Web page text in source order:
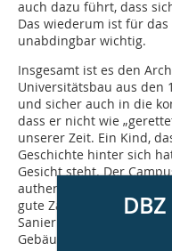
auch dazu führt, dass
Das wiederum ist für
unabdingbar wichtig.
Insgesamt ist es den
Universitätsbau aus den
und sicher auch in die
dass er nicht wie
unserer Zeit. Ein Kind,
Geschichte hinter sich
Gesicht steht. Der
authentische Bauten
gute Zahl gelungener
Sanierung. Am besten
Gebäudes 23.21. Be. K.